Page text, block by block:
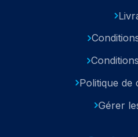
Politique de
Gérer